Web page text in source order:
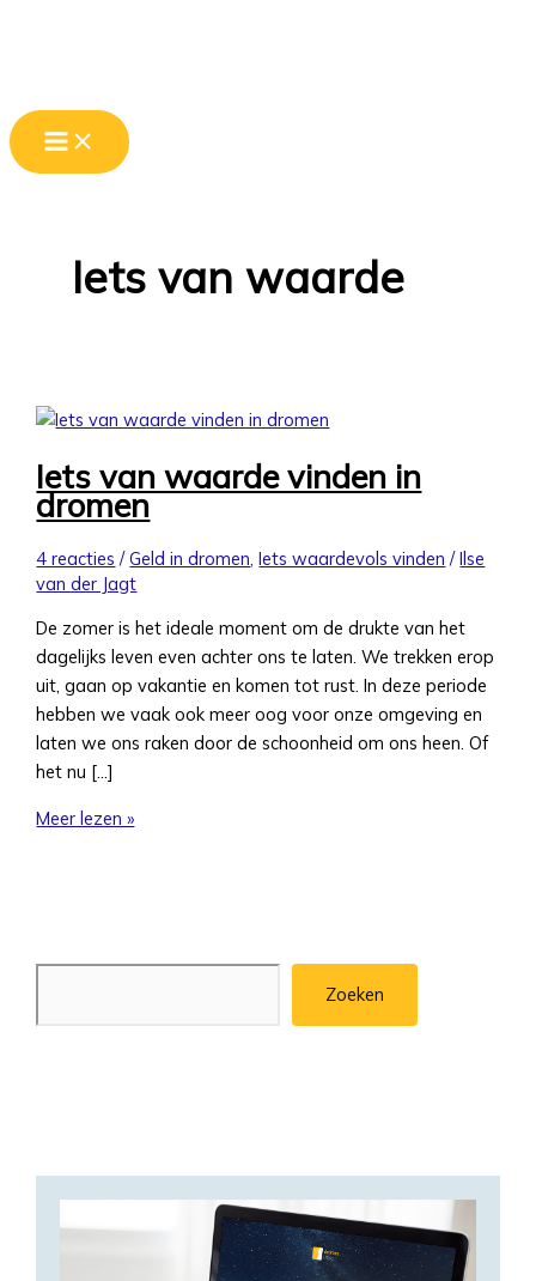
Iets van waarde
Iets van waarde vinden in
dromen
4 reacties /Geld in dromen,Iets waardevols vinden /Ilse
van der Jagt
De zomer is het ideale moment om de drukte van het
dagelijks leven even achter ons te laten. We trekken erop
uit, gaan op vakantie en komen tot rust. In deze periode
hebben we vaak ook meer oog voor onze omgeving en
laten we ons raken door de schoonheid om ons heen. Of
het nu […]
in
dromen
Meer lezen »
Zoeken